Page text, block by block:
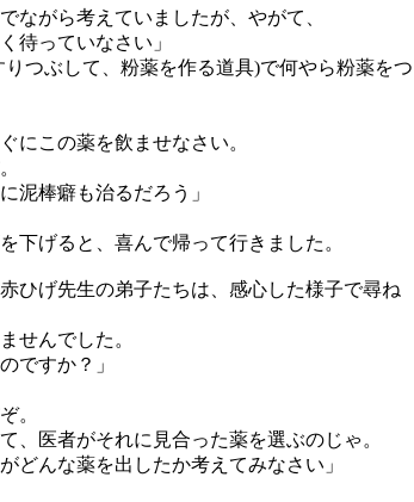
がら考えていましたが、やがて、
待っていなさい」
つぶして、粉薬を作る道具)で何やら粉薬をつ
にこの薬を飲ませなさい。
泥棒癖も治るだろう」
げると、喜んで帰って行きました。
ひげ先生の弟子たちは、感心した様子で尋ね
せんでした。
ですか？」
。
医者がそれに見合った薬を選ぶのじゃ。
んな薬を出したか考えてみなさい」